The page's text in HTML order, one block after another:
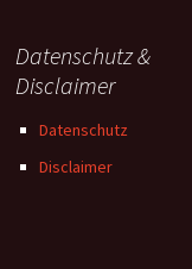
Datenschutz &
Disclaimer
Datenschutz
Disclaimer